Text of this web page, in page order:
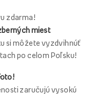
zdarma!
miest
si môžete vyzdvihnúť
po celom Poľsku!
zaručujú vysokú